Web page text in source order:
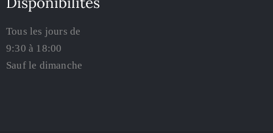
Tous les jours de
9:30 à 18:00
Sauf le dimanche